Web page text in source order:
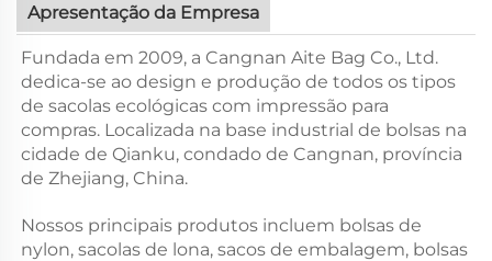
Apresentação da Empresa
Fundada em 2009, a Cangnan Aite Bag Co., Ltd.
dedica-se ao design e produção de todos os tipos
de sacolas ecológicas com impressão para
compras. Localizada na base industrial de bolsas na
cidade de Qianku, condado de Cangnan, província
de Zhejiang, China.
Nossos principais produtos incluem bolsas de
nylon, sacolas de lona, sacos de embalagem, bolsas